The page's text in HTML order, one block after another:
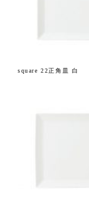
square 22正角皿 白